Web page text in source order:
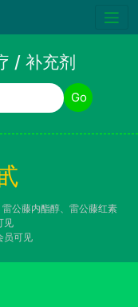
/ 补充剂
Go
公藤内酯醇、雷公藤红素
见
员可见